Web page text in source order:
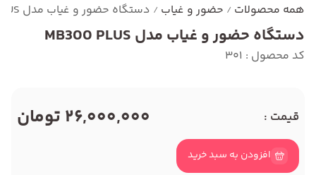
همه محصولات / حضور و غیاب / دستگاه حضور و غیاب مدل MB300 PLUS
دستگاه حضور و غیاب مدل MB300 PLUS
کد محصول : 301
قیمت : 26,000,000 تومان
افزودن به سبد خرید